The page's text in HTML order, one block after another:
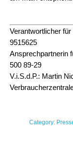
Verantwortlicher
9515625
Ansprechpartnerin
500 89-29
V.i.S.d.P.: Martin
Category: